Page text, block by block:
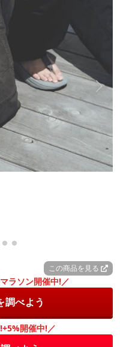
この商品を見る
ラソン開催中!／
調べよう
開催中!／